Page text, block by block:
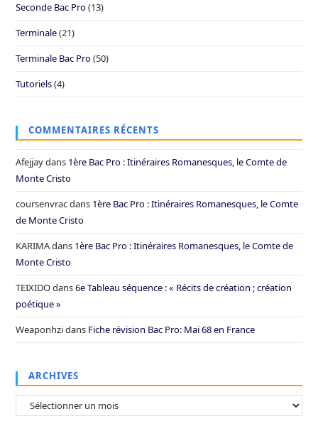
Seconde Bac Pro(13)
Terminale(21)
Terminale Bac Pro(50)
Tutoriels(4)
COMMENTAIRES RÉCENTS
Afejjaydans 1ère Bac Pro : Itinéraires Romanesques, le Comte de
Monte Cristo
coursenvracdans 1ère Bac Pro : Itinéraires Romanesques, le Comte
de Monte Cristo
KARIMAdans 1ère Bac Pro : Itinéraires Romanesques, le Comte de
Monte Cristo
TEIXIDOdans6e Tableau séquence : « Récits de création ; création
poétique »
Weaponhzidans Fiche révision Bac Pro: Mai 68 en France
ARCHIVES
Archives